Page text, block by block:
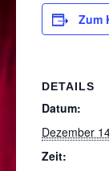
Zum
DETAILS
Datum:
Dezember
Zeit: